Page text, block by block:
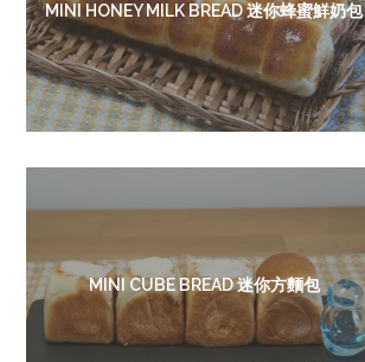
MINI HONEY MILK BREAD 迷你蜂蜜鮮奶包
MINI CUBE BREAD 迷你方麵包